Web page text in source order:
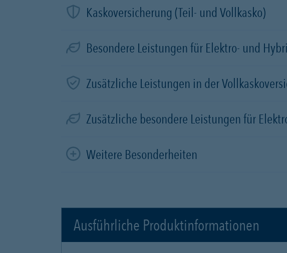
Kaskoversicherung (Teil- und Vollkasko)
Besondere Leistungen für Elektro- und
Zusätzliche Leistungen in der
Zusätzliche besondere Leistungen für
Weitere Besonderheiten
Ausführliche Produktinformationen